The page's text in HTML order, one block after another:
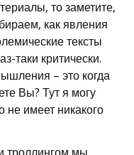
то заметите,
как явления
тексты
таки критически.
– это когда
Вы? Тут я могу
не имеет никакого